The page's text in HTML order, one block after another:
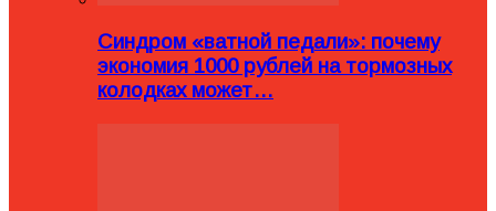
Синдром «ватной педали»: почему
экономия 1000 рублей на тормозных
колодках может…